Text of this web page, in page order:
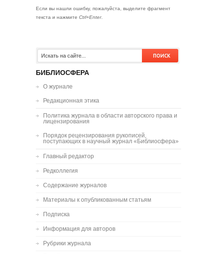
Если вы нашли ошибку, пожалуйста, выделите фрагмент
текста и нажмите Ctrl+Enter.
БИБЛИОСФЕРА
О журнале
Редакционная этика
Политика журнала в области авторского права и
лицензирования
Порядок рецензирования рукописей,
поступающих в научный журнал «Библиосфера»
Главный редактор
Редколлегия
Содержание журналов
Материалы к опубликованным статьям
Подписка
Информация для авторов
Рубрики журнала